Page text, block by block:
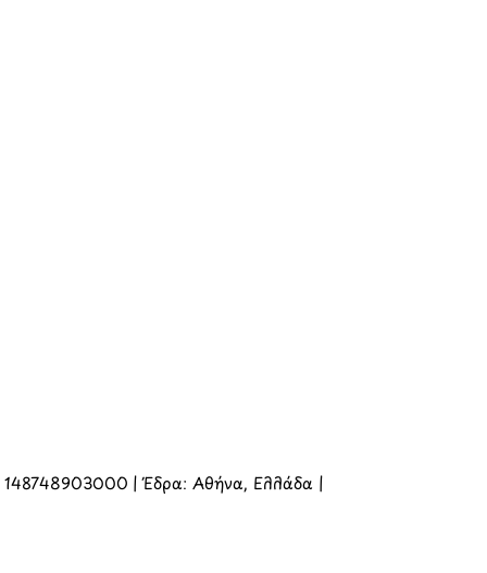
| Έδρα: Αθήνα, Ελλάδα |